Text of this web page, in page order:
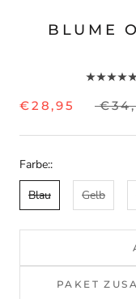
BLUME
€28,95
Farbe::
Blau
Gelb
PAKET